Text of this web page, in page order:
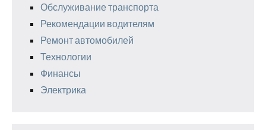
Обслуживание транспорта
Рекомендации водителям
Ремонт автомобилей
Технологии
Финансы
Электрика